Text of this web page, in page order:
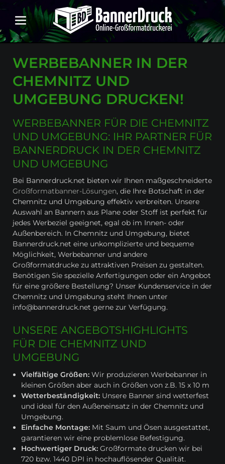
WERBEBANNER IN DER
CHEMNITZ UND
UMGEBUNG DRUCKEN!
WERBEBANNER FÜR DIE CHEMNITZ
UND UMGEBUNG: IHR PARTNER FÜR
BANNERDRUCK IN DER CHEMNITZ
UND UMGEBUNG
Bei Bannerdruck.net bieten wir Ihnen maßgeschneiderte
Großformatbanner-Lösungen, die Ihre Botschaft in der
Chemnitz und Umgebung effektiv verbreiten. Unsere
Auswahl an Bannern aus Plane oder Stoff ist perfekt für
jedes Werbeziel geeignet, egal ob im Innen- oder
Außenbereich. In Chemnitz und Umgebung, bietet
Bannerdruck.net eine unkomplizierte und bequeme
Möglichkeit, Werbebanner und andere
Großformatdrucke zu attraktiven Preisen zu gestalten.
Benötigen Sie spezielle Anfertigungen oder ein Angebot
für eine größere Bestellung? Unser Kundenservice in der
Chemnitz und Umgebung steht Ihnen unter
info@bannerdruck.net gerne zur Verfügung.
UNSERE ANGEBOTSHIGHLIGHTS
FÜR DIE CHEMNITZ UND
UMGEBUNG
Vielfältige Größen:Wir produzieren Werbebanner in
kleinen Größen aber auch in Größen von z.B. 15 x 10 m
Wetterbeständigkeit: Unsere Banner sind wetterfest
und ideal für den Außeneinsatz in der Chemnitz und
Umgebung.
Einfache Montage: Mit Saum und Ösen ausgestattet,
garantieren wir eine problemlose Befestigung.
Hochwertiger Druck:Großformate drucken wir bei
720 bzw. 1440 DPI in hochauflösender Qualität.